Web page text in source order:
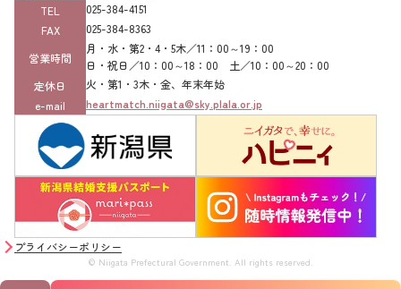
TEL
025-384-4151‌
FAX
025-384-8363‌
営業時間
月・水・第2・4・5木／11：00～19：00
日・祝日／10：00～18：00 土／10：00～20：00
定休日
火・第1・3木・金、年末年始
e-mail
heartmatch.niigata@sky.plala.or.jp
プライバシーポリシー
© Niigata Prefectural Government. All rights reserved.